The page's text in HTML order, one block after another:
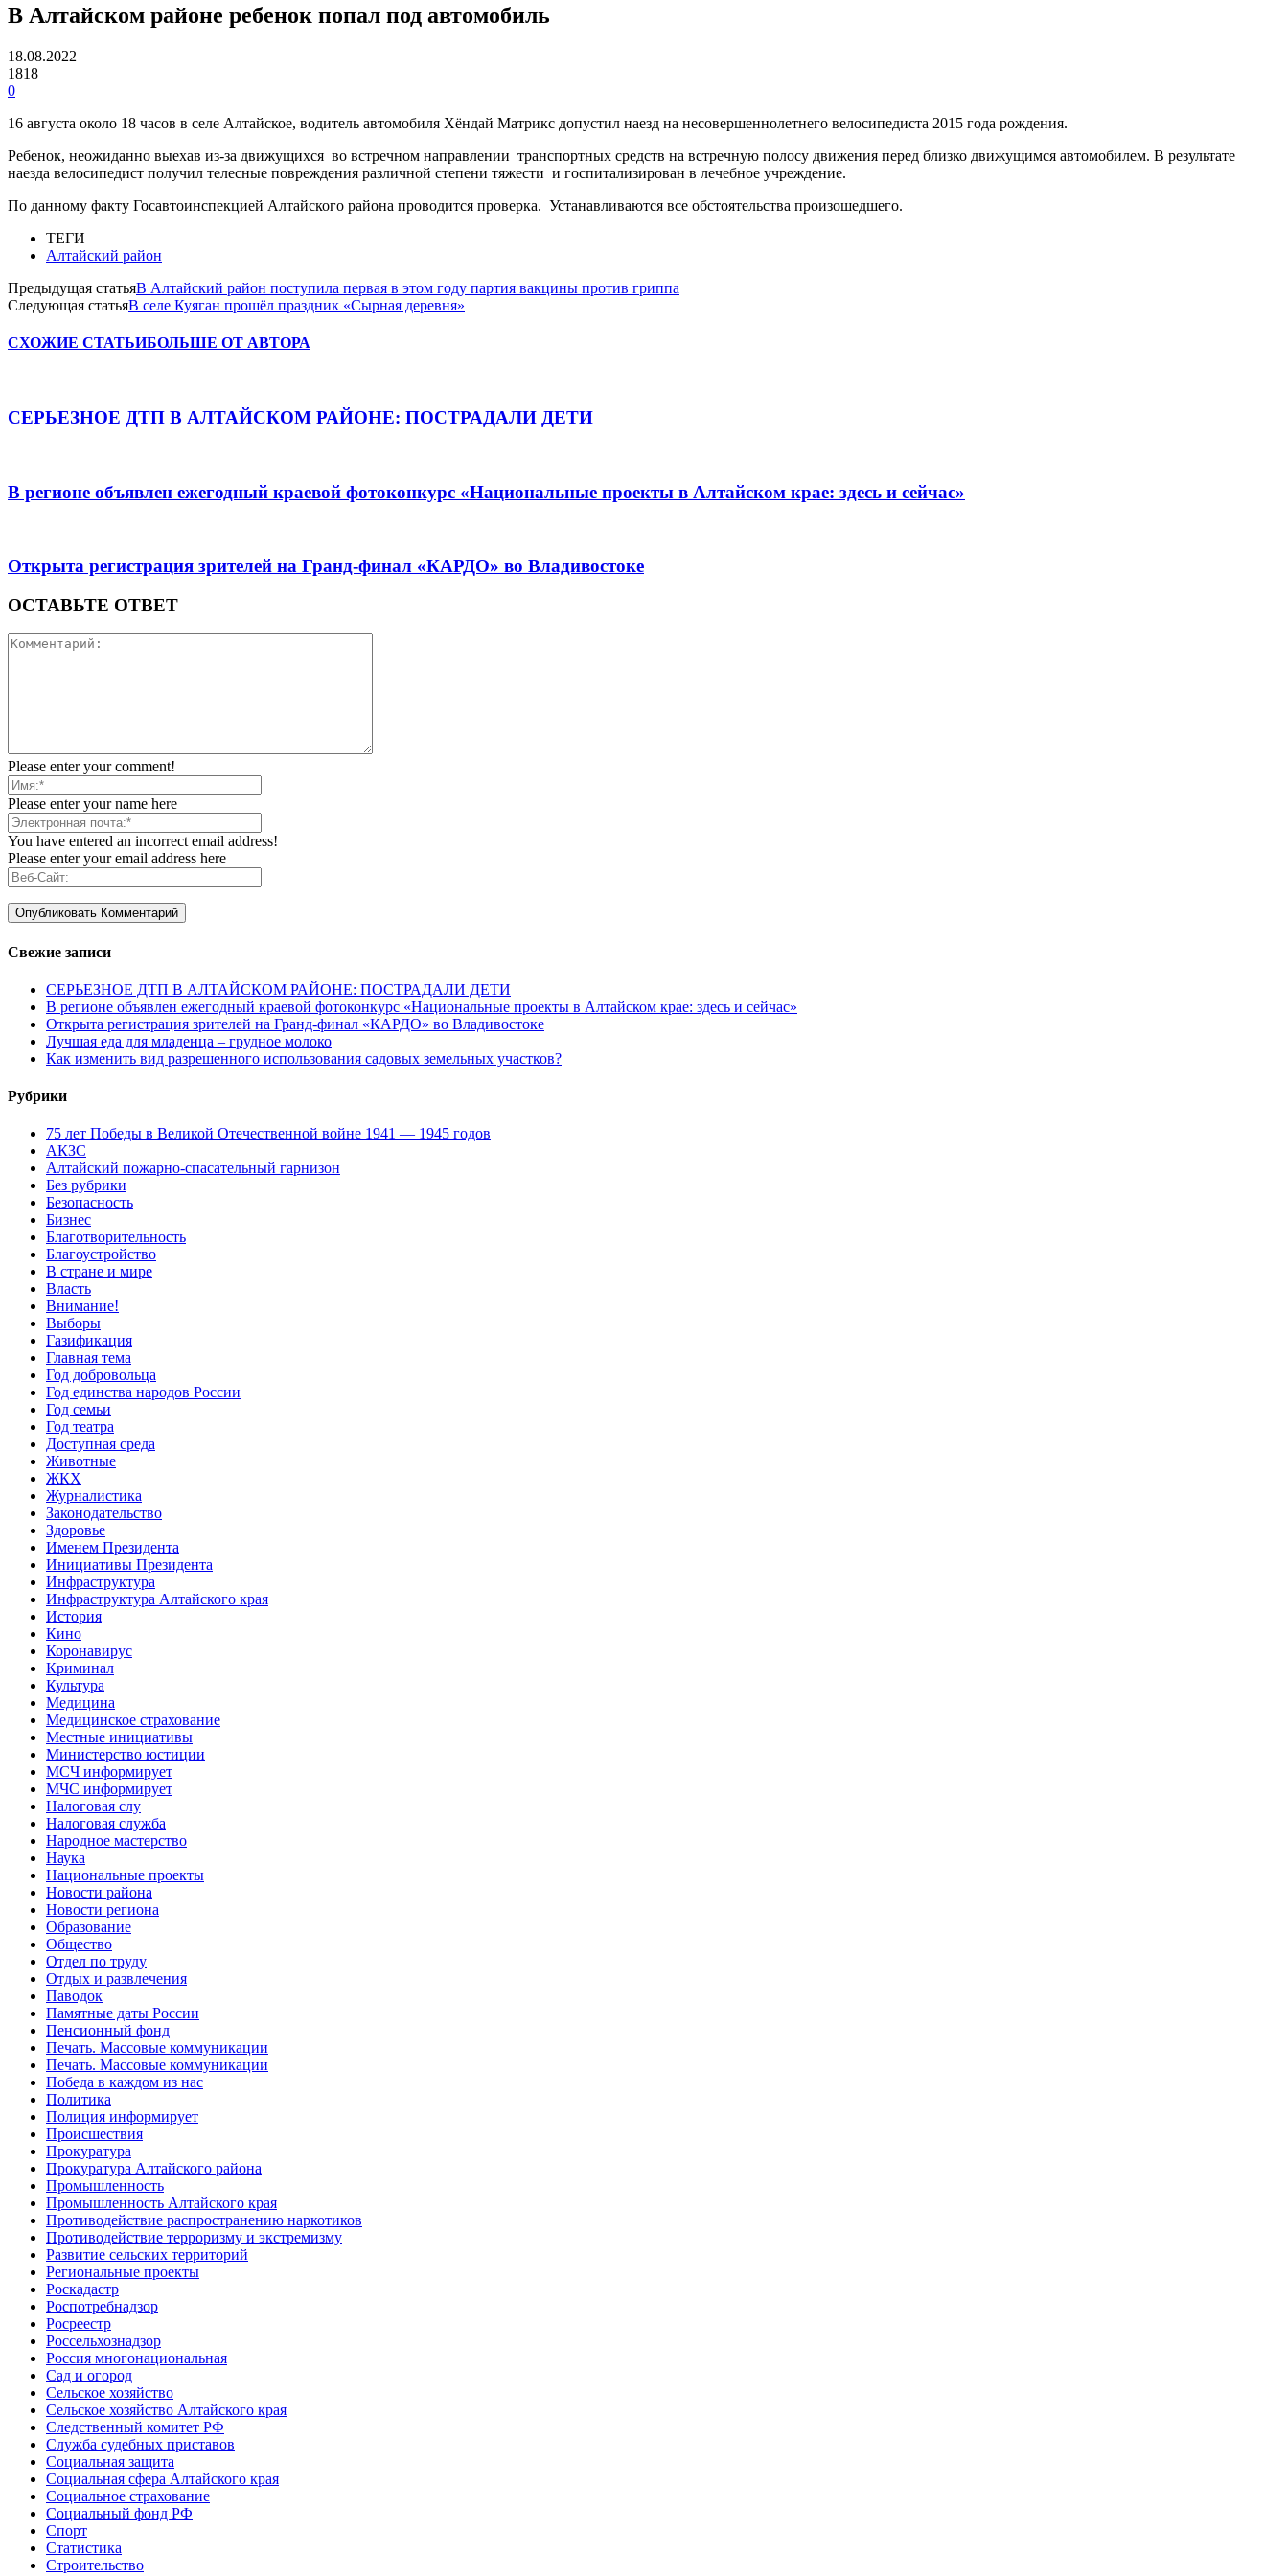
В Алтайском районе ребенок попал под автомобиль
18.08.2022
1818
0
16 августа около 18 часов в селе Алтайское, водитель автомобиля Хёндай Матрикс допустил наезд на несовершеннолетнего велосипедиста 2015 года рождения.
Ребенок, неожиданно выехав из-за движущихся во встречном направлении транспортных средств на встречную полосу движения перед близко движущимся автомобилем. В результате
наезда велосипедист получил телесные повреждения различной степени тяжести и госпитализирован в лечебное учреждение.
По данному факту Госавтоинспекцией Алтайского района проводится проверка. Устанавливаются все обстоятельства произошедшего.
ТЕГИ
Алтайский район
Предыдущая статьяВ Алтайский район поступила первая в этом году партия вакцины против гриппа
Следующая статьяВ селе Куяган прошёл праздник «Сырная деревня»
СХОЖИЕ СТАТЬИБОЛЬШЕ ОТ АВТОРА
СЕРЬЕЗНОЕ ДТП В АЛТАЙСКОМ РАЙОНЕ: ПОСТРАДАЛИ ДЕТИ
В регионе объявлен ежегодный краевой фотоконкурс «Национальные проекты в Алтайском крае: здесь и сейчас»
Открыта регистрация зрителей на Гранд-финал «КАРДО» во Владивостоке
ОСТАВЬТЕ ОТВЕТ
Please enter your comment!
Please enter your name here
You have entered an incorrect email address!
Please enter your email address here
Свежие записи
СЕРЬЕЗНОЕ ДТП В АЛТАЙСКОМ РАЙОНЕ: ПОСТРАДАЛИ ДЕТИ
В регионе объявлен ежегодный краевой фотоконкурс «Национальные проекты в Алтайском крае: здесь и сейчас»
Открыта регистрация зрителей на Гранд-финал «КАРДО» во Владивостоке
Лучшая еда для младенца – грудное молоко
Как изменить вид разрешенного использования садовых земельных участков?
Рубрики
75 лет Победы в Великой Отечественной войне 1941 — 1945 годов
АКЗС
Алтайский пожарно-спасательный гарнизон
Без рубрики
Безопасность
Бизнес
Благотворительность
Благоустройство
В стране и мире
Власть
Внимание!
Выборы
Газификация
Главная тема
Год добровольца
Год единства народов России
Год семьи
Год театра
Доступная среда
Животные
ЖКХ
Журналистика
Законодательство
Здоровье
Именем Президента
Инициативы Президента
Инфраструктура
Инфраструктура Алтайского края
История
Кино
Коронавирус
Криминал
Культура
Медицина
Медицинское страхование
Местные инициативы
Министерство юстиции
МСЧ информирует
МЧС информирует
Налоговая слу
Налоговая служба
Народное мастерство
Наука
Национальные проекты
Новости района
Новости региона
Образование
Общество
Отдел по труду
Отдых и развлечения
Паводок
Памятные даты России
Пенсионный фонд
Печать. Массовые коммуникации
Печать. Массовые коммуникации
Победа в каждом из нас
Политика
Полиция информирует
Происшествия
Прокуратура
Прокуратура Алтайского района
Промышленность
Промышленность Алтайского края
Противодействие распространению наркотиков
Противодействие терроризму и экстремизму
Развитие сельских территорий
Региональные проекты
Роскадастр
Роспотребнадзор
Росреестр
Россельхознадзор
Россия многонациональная
Сад и огород
Сельское хозяйство
Сельское хозяйство Алтайского края
Следственный комитет РФ
Служба судебных приставов
Социальная защита
Социальная сфера Алтайского края
Социальное страхование
Социальный фонд РФ
Спорт
Статистика
Строительство